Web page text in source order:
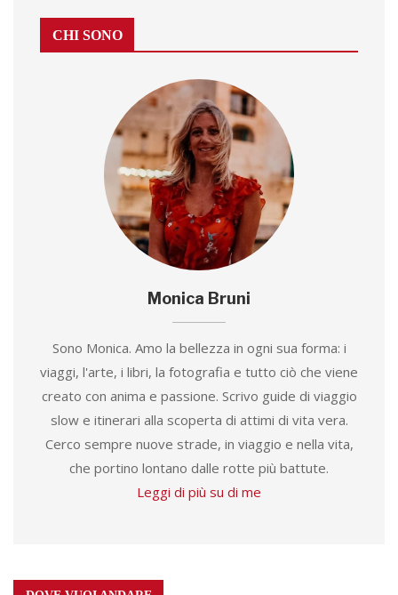
CHI SONO
Monica Bruni
Sono Monica. Amo la bellezza in ogni sua forma: i
viaggi, l'arte, i libri, la fotografia e tutto ciò che viene
creato con anima e passione. Scrivo guide di viaggio
slow e itinerari alla scoperta di attimi di vita vera.
Cerco sempre nuove strade, in viaggio e nella vita,
che portino lontano dalle rotte più battute.
Leggi di più su di me